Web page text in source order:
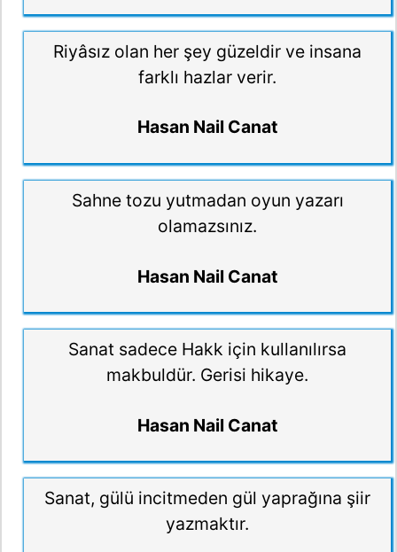
Riyâsız olan her şey güzeldir ve insana
farklı hazlar verir.
Hasan Nail Canat
Sahne tozu yutmadan oyun yazarı
olamazsınız.
Hasan Nail Canat
Sanat sadece Hakk için kullanılırsa
makbuldür. Gerisi hikaye.
Hasan Nail Canat
Sanat, gülü incitmeden gül yaprağına şiir
yazmaktır.